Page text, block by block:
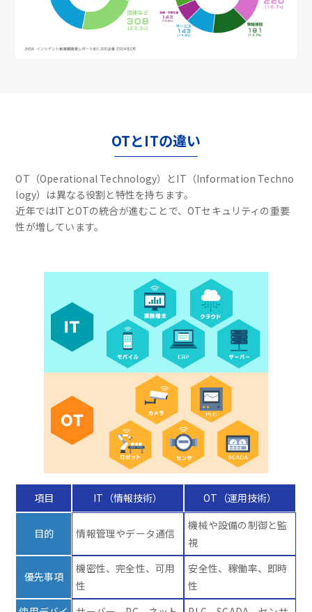
OTとITの違い
OT（Operational Technology）とIT（Information Techno
logy）は異なる役割と特性を持ちます。
近年ではITとOTの統合が進むことで、OTセキュリティの重要
性が増しています。
項目 IT（情報技術） OT（運用技術）
目的 情報管理やデータ通信
機械や設備の制御と監
視
優先事項
機密性、完全性、可用
性
安全性、稼働率、即時
性